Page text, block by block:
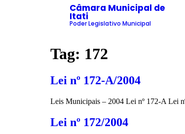
Câmara Municipal de
Itati
Poder Legislativo Municipal
Tag: 172
Lei nº 172-A/2004
Leis Municipais – 2004 Lei nº 172-A Lei
Lei nº 172/2004